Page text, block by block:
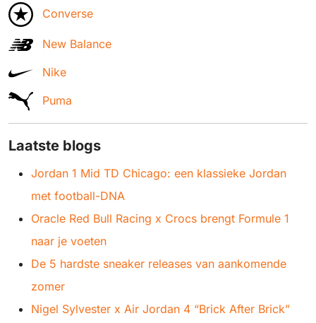
Converse
New Balance
Nike
Puma
Laatste blogs
Jordan 1 Mid TD Chicago: een klassieke Jordan
met football-DNA
Oracle Red Bull Racing x Crocs brengt Formule 1
naar je voeten
De 5 hardste sneaker releases van aankomende
zomer
Nigel Sylvester x Air Jordan 4 “Brick After Brick”